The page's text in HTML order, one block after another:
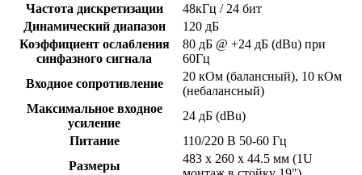
Частота дискретизации
48кГц / 24 бит
Динамический диапазон
120 дБ
Коэффициент ослабления
синфазного сигнала
80 дБ @ +24 дБ (dBu) при
60Гц
Входное сопротивление
20 кОм (балансный), 10 кОм
(небалансный)
Максимальное входное
усиление
24 дБ (dBu)
Питание
110/220 В 50-60 Гц
Размеры
483 x 260 x 44.5 мм (1U